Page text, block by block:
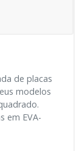
de placas
modelos
em EVA-